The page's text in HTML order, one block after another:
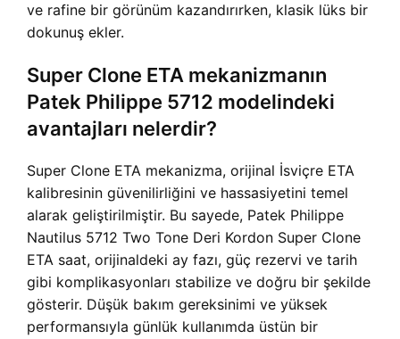
ve rafine bir görünüm kazandırırken, klasik lüks bir
dokunuş ekler.
Super Clone ETA mekanizmanın
Patek Philippe 5712 modelindeki
avantajları nelerdir?
Super Clone ETA mekanizma, orijinal İsviçre ETA
kalibresinin güvenilirliğini ve hassasiyetini temel
alarak geliştirilmiştir. Bu sayede, Patek Philippe
Nautilus 5712 Two Tone Deri Kordon Super Clone
ETA saat, orijinaldeki ay fazı, güç rezervi ve tarih
gibi komplikasyonları stabilize ve doğru bir şekilde
gösterir. Düşük bakım gereksinimi ve yüksek
performansıyla günlük kullanımda üstün bir